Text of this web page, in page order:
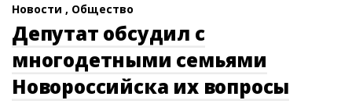
Новости , Общество
Депутат обсудил с
многодетными семьями
Новороссийска их вопросы